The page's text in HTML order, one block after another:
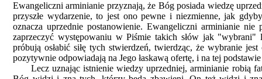
Ewangeliczni arminianie przyznają, że Bóg posiada wiedzę
przyszłe wydarzenie, to jest ono pewne i niezmienne, jak
oznacza uprzednie postanowienie. Ewangeliczni arminianie
zaprzeczyć występowaniu w Piśmie takich słów jak
próbują osłabić siłę tych stwierdzeń, twierdząc, że wybranie
pozytywnie odpowiadają na Jego łaskawą ofertę, i na tej
Lecz uznając istnienie wiedzy uprzedniej, arminianie robią